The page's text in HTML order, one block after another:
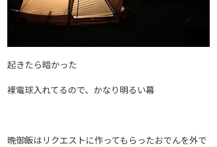
起きたら暗かった
裸電球入れてるので、かなり明るい幕
晩御飯はリクエストに作ってもらったおでんを外で